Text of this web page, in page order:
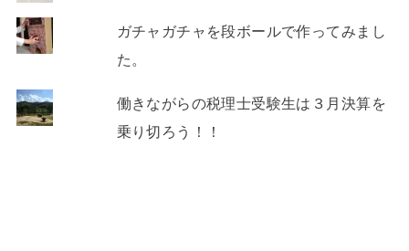
ガチャガチャを段ボールで作ってみまし
た。
働きながらの税理士受験生は３月決算を
乗り切ろう！！